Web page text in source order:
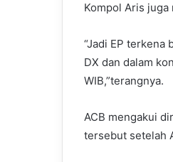
Kompol Aris
“Jadi EP terkena
DX dan dalam
WIB,”terangnya.
ACB mengakui
tersebut setelah